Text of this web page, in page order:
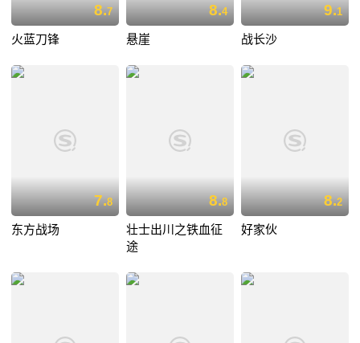
8.7
火蓝刀锋
8.4
悬崖
9.1
战长沙
7.8
东方战场
8.8
壮士出川之铁血征
途
8.2
好家伙